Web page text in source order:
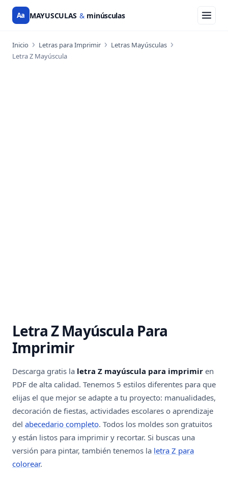
Aa MAYUSCULAS & minúsculas
Inicio Letras para Imprimir
Letras Mayúsculas
Letra Z Mayúscula
Letra Z Mayúscula Para
Imprimir
Descarga gratis la letra Z mayúscula para imprimir en
PDF de alta calidad. Tenemos 5 estilos diferentes para que
elijas el que mejor se adapte a tu proyecto: manualidades,
decoración de fiestas, actividades escolares o aprendizaje
del abecedario completo. Todos los moldes son gratuitos
y están listos para imprimir y recortar. Si buscas una
versión para pintar, también tenemos la letra Z para
colorear.